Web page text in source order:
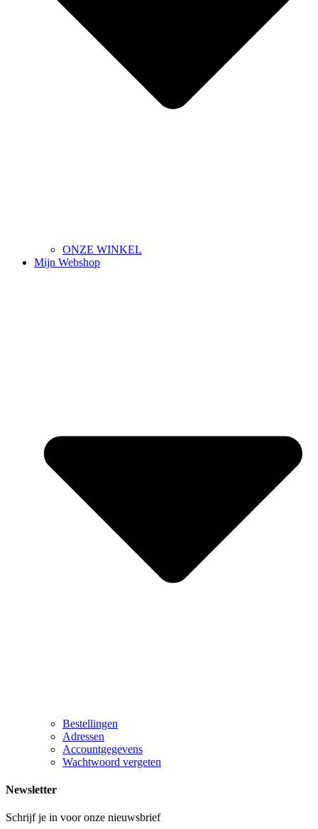
ONZE WINKEL
Mijn Webshop
Bestellingen
Adressen
Accountgegevens
Wachtwoord vergeten
Newsletter
Schrijf je in voor onze nieuwsbrief